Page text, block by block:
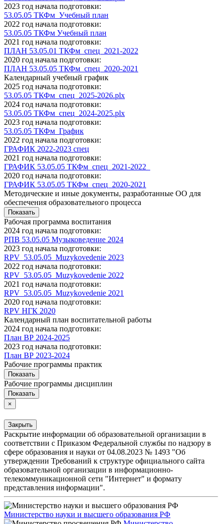
2023 год начала подготовки:
53.05.05 ТКФм_Учебный план
2022 год начала подготовки:
53.05.05 ТКФм Учебный план
2021 год начала подготовки:
ПЛАН 53.05.01 ТКФм_спец_2021-2022
2020 год начала подготовки:
ПЛАН 53.05.05 ТКФм_спец_2020-2021
Календарный учебный график
2025 год начала подготовки:
53.05.05 ТКФм_спец_2025-2026.plx
2024 год начала подготовки:
53.05.05 ТКФм_спец_2024-2025.plx
2023 год начала подготовки:
53.05.05 ТКФм_График
2022 год начала подготовки:
ГРАФИК 2022-2023 спец
2021 год начала подготовки:
ГРАФИК 53.05.05 ТКФм_спец_2021-2022_
2020 год начала подготовки:
ГРАФИК 53.05.05 ТКФм_спец_2020-2021
Методические и иные документы, разработанные ОО для
обеспечения образовательного процесса
Показать
Рабочая программа воспитания
2024 год начала подготовки:
РПВ 53.05.05 Музыковедение 2024
2023 год начала подготовки:
RPV_53.05.05_Muzykovedenie 2023
2022 год начала подготовки:
RPV_53.05.05_Muzykovedenie 2022
2021 год начала подготовки:
RPV_53.05.05_Muzykovedenie 2021
2020 год начала подготовки:
RPV НГК 2020
Календарный план воспитательной работы
2024 год начала подготовки:
План ВР 2024-2025
2023 год начала подготовки:
План ВР 2023-2024
Рабочие программы практик
Показать
Рабочие программы дисциплин
Показать
×
Закрыть
Раскрытие информации об образовательной организации в
соответствии с Приказом Федеральной службы по надзору в
сфере образования и науки от 04.08.2023 № 1493 "Об
утверждении Требований к структуре официального сайта
образовательной организации в информационно-
телекоммуникационной сети "Интернет" и формату
представления информации".
Министерство науки и высшего образования РФ